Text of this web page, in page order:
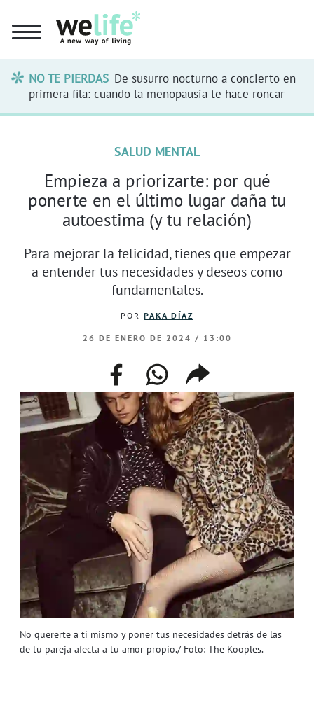
NO TE PIERDAS De susurro nocturno a concierto en
primera fila: cuando la menopausia te hace roncar
No quererte a ti mismo y poner tus necesidades detrás de las
de tu pareja afecta a tu amor propio./ Foto: The Kooples.
SALUD MENTAL
Empieza a priorizarte: por qué
ponerte en el último lugar daña tu
autoestima (y tu relación)
Para mejorar la felicidad, tienes que empezar
a entender tus necesidades y deseos como
fundamentales.
POR PAKA DÍAZ
26 DE ENERO DE 2024 / 13:00
facebookwhatsappcompartir
enlace